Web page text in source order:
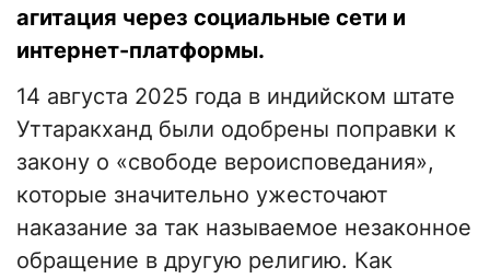
агитация через социальные сети и
интернет-платформы.
14 августа 2025 года в индийском штате
Уттаракханд были одобрены поправки к
закону о «свободе вероисповедания»,
которые значительно ужесточают
наказание за так называемое незаконное
обращение в другую религию. Как